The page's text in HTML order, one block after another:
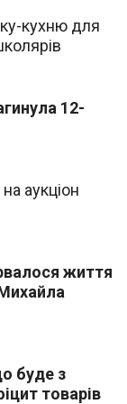
кухню для
12-
аукціон
буде з
товарів